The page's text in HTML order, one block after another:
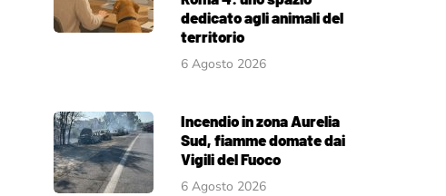
dedicato agli animali del
territorio
6 Agosto 2026
Incendio in zona Aurelia
Sud, fiamme domate dai
Vigili del Fuoco
6 Agosto 2026